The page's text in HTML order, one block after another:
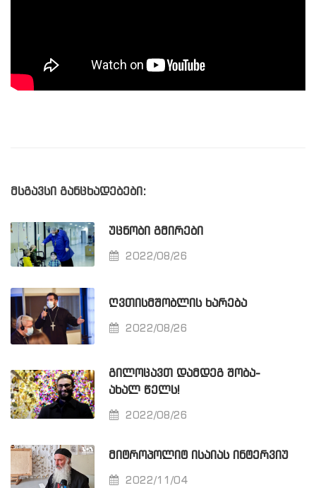
მსგავსი განცხადებები:
ᲣᲪᲜᲝᲑᲘ ᲒᲛᲘᲠᲔᲑᲘ
2022/08/26
ᲦᲕᲗᲘᲡᲛᲨᲝᲑᲚᲘᲡ ᲮᲐᲠᲔᲑᲐ
2022/08/26
ᲒᲘᲚᲝᲪᲐᲕᲗ ᲓᲐᲛᲓᲔᲒ ᲨᲝᲑᲐ-
ᲐᲮᲐᲚ ᲬᲔᲚᲡ!
2022/08/26
ᲛᲘᲢᲠᲝᲞᲝᲚᲘᲢ ᲘᲡᲐᲘᲐᲡ ᲘᲜᲢᲔᲠᲕᲘᲣ
2022/11/04